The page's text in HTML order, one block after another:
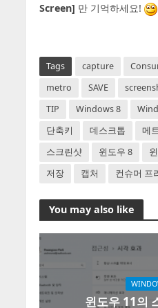
Screen] 만 기억하세요!
Tags capture
metro
SAVE
TIP
Windows 8
단축키
데스크톱 메
스크린샷
윈도우 8
저장
캡처 컨슈머 프
You may also like
윈도우 11의